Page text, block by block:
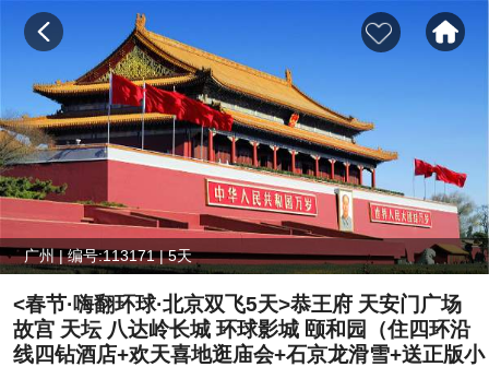
广州 | 编号:113171 | 5天
<春节·嗨翻环球·北京双飞5天>恭王府 天安门广场
故宫 天坛 八达岭长城 环球影城 颐和园（住四环沿
线四钻酒店+欢天喜地逛庙会+石京龙滑雪+送正版小